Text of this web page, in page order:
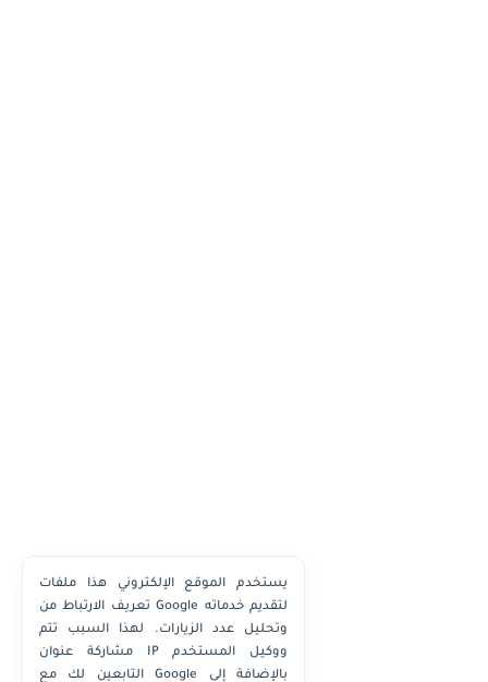
يستخدم الموقع الإلكتروني هذا ملفات
تعريف الارتباط من Google لتقديم خدماته
وتحليل عدد الزيارات. لهذا السبب تتم
مشاركة عنوان IP ووكيل المستخدم
التابعين لك مع Google بالإضافة إلى